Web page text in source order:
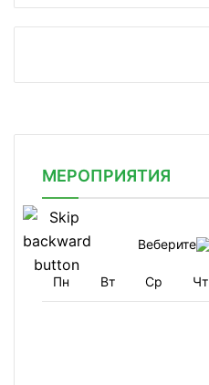
МЕРОПРИЯТИЯ
Веберите
Пн Вт Ср Чт